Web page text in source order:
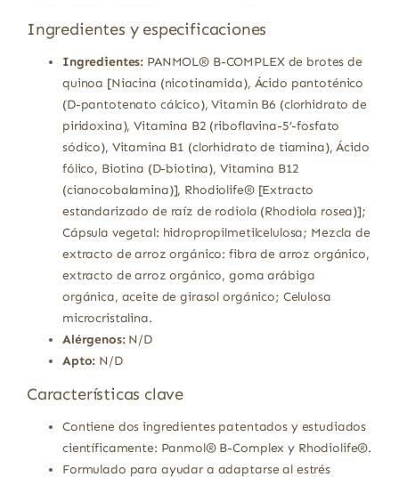
Ingredientes y especificaciones
Ingredientes: PANMOL® B-COMPLEX de brotes de
quinoa [Niacina (nicotinamida), Ácido pantoténico
(D-pantotenato cálcico), Vitamin B6 (clorhidrato de
piridoxina), Vitamina B2 (riboflavina-5’-fosfato
sódico), Vitamina B1 (clorhidrato de tiamina), Ácido
fólico, Biotina (D-biotina), Vitamina B12
(cianocobalamina)], Rhodiolife® [Extracto
estandarizado de raíz de rodiola (Rhodiola rosea)];
Cápsula vegetal: hidropropilmetilcelulosa; Mezcla de
extracto de arroz orgánico: fibra de arroz orgánico,
extracto de arroz orgánico, goma arábiga
orgánica, aceite de girasol orgánico; Celulosa
microcristalina.
Alérgenos:N/D
Apto: N/D
Características clave
Contiene dos ingredientes patentados y estudiados
científicamente: Panmol® B-Complex y Rhodiolife®.
Formulado para ayudar a adaptarse al estrés